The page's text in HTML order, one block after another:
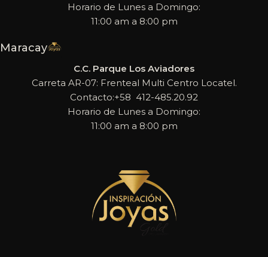
Horario de Lunes a Domingo:
11:00 am a 8:00 pm
Maracay
C.C. Parque Los Aviadores
Carreta AR-07: Frenteal Multi Centro Locatel.
Contacto:+58 412-485.20.92
Horario de Lunes a Domingo:
11:00 am a 8:00 pm